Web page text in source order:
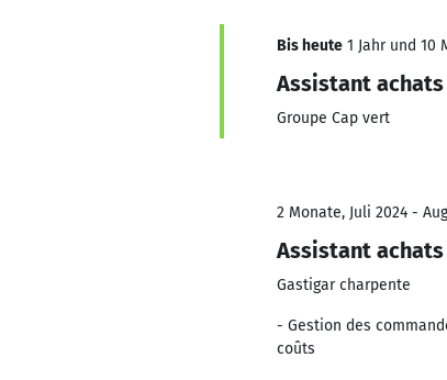
Bis heute 1 Jahr und 10
Assistant achats
Groupe Cap vert
2 Monate, Juli 2024 -
Assistant achats
Gastigar charpente
- Gestion des
coûts